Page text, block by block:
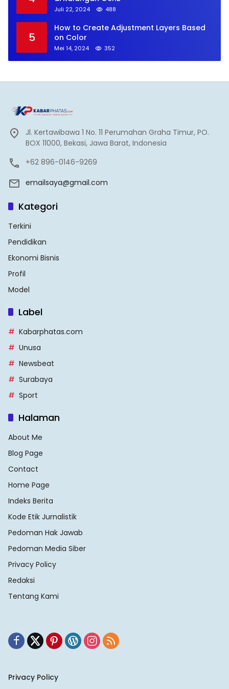
Juli 22, 2024 488
5
How to Create Adjustment Layers Based
on Color
Mei 14, 2024 352
Jl. Kertawibawa 1 No. 11 Perumahan Graha Timur, PO.
BOX 11000, Bekasi, Jawa Barat, Indonesia
+62 896-0146-9269
emailsaya@gmail.com
Kategori
Terkini
Pendidikan
Ekonomi Bisnis
Profil
Model
Label
Kabarphatas.com
Unusa
Newsbeat
Surabaya
Sport
Halaman
About Me
Blog Page
Contact
Home Page
Indeks Berita
Kode Etik Jurnalistik
Pedoman Hak Jawab
Pedoman Media Siber
Privacy Policy
Redaksi
Tentang Kami
Privacy Policy